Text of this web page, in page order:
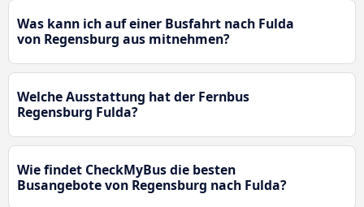
Was kann ich auf einer Busfahrt nach Fulda
von Regensburg aus mitnehmen?
Welche Ausstattung hat der Fernbus
Regensburg Fulda?
Wie findet CheckMyBus die besten
Busangebote von Regensburg nach Fulda?